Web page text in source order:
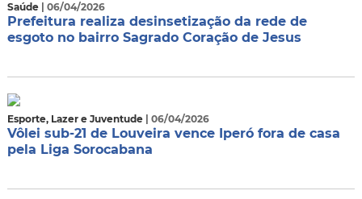
Saúde | 06/04/2026
Prefeitura realiza desinsetização da rede de
esgoto no bairro Sagrado Coração de Jesus
Esporte, Lazer e Juventude | 06/04/2026
Vôlei sub-21 de Louveira vence Iperó fora de casa
pela Liga Sorocabana